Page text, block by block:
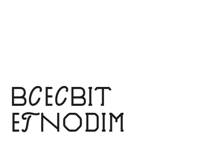
Всесвіт
Etnodim